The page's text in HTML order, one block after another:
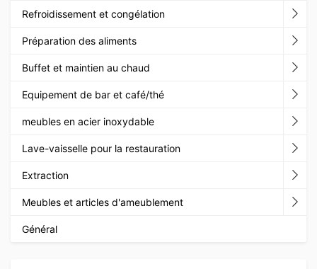
Refroidissement et congélation
Préparation des aliments
Buffet et maintien au chaud
Equipement de bar et café/thé
meubles en acier inoxydable
Lave-vaisselle pour la restauration
Extraction
Meubles et articles d'ameublement
Général